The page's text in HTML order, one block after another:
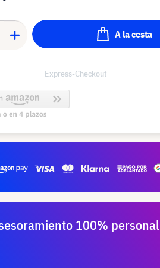
A la cesta
Express-Checkout
100% personal